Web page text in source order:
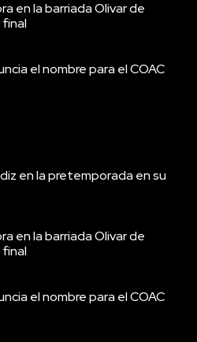
en la barriada Olivar de
final
el nombre para el COAC
en la pretemporada en su
en la barriada Olivar de
final
el nombre para el COAC